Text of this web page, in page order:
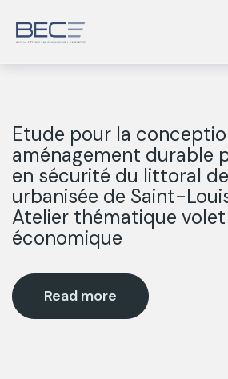
27
Août
Etude pour la
aménagement durable
en sécurité du littoral
urbanisée de Saint-
Atelier thématique volet socio-
économique
Read more